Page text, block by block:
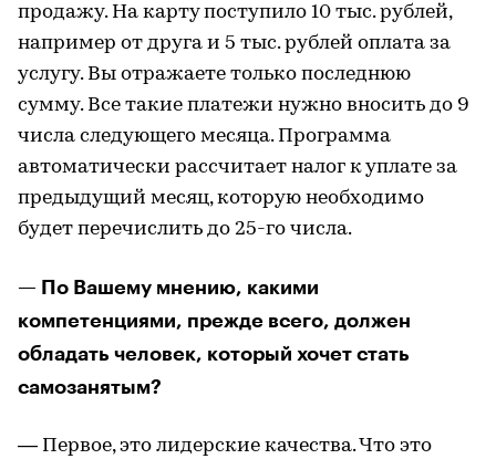
продажу. На карту поступило 10 тыс. рублей,
например от друга и 5 тыс. рублей оплата за
услугу. Вы отражаете только последнюю
сумму. Все такие платежи нужно вносить до 9
числа следующего месяца. Программа
автоматически рассчитает налог к уплате за
предыдущий месяц, которую необходимо
будет перечислить до 25-го числа.
— По Вашему мнению, какими
компетенциями, прежде всего, должен
обладать человек, который хочет стать
самозанятым?
— Первое, это лидерские качества. Что это